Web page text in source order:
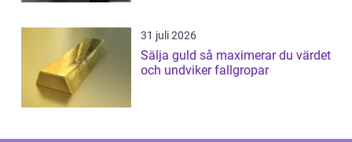
31 juli 2026
Sälja guld så maximerar du värdet
och undviker fallgropar